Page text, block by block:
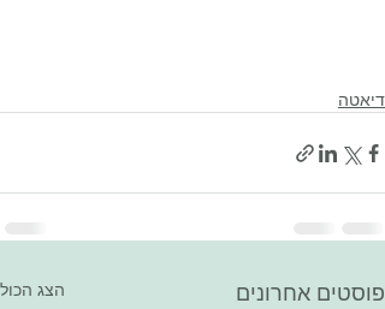
דיאטה
פוסטים אחרונים הצג הכול